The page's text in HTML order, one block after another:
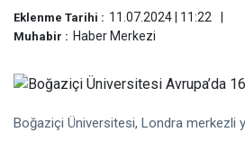
Eklenme Tarihi : 11.07.2024 | 11:22
Muhabir : Haber Merkezi
Boğaziçi Üniversitesi, Londra merkezli